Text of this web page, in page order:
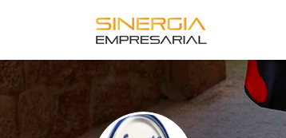
Buscar
por: